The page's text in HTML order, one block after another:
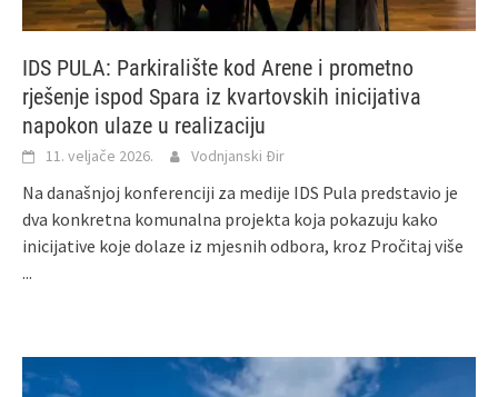
IDS PULA: Parkiralište kod Arene i prometno
rješenje ispod Spara iz kvartovskih inicijativa
napokon ulaze u realizaciju
11. veljače 2026. Vodnjanski Đir
Na današnjoj konferenciji za medije IDS Pula predstavio je
dva konkretna komunalna projekta koja pokazuju kako
inicijative koje dolaze iz mjesnih odbora, kroz Pročitaj više
...